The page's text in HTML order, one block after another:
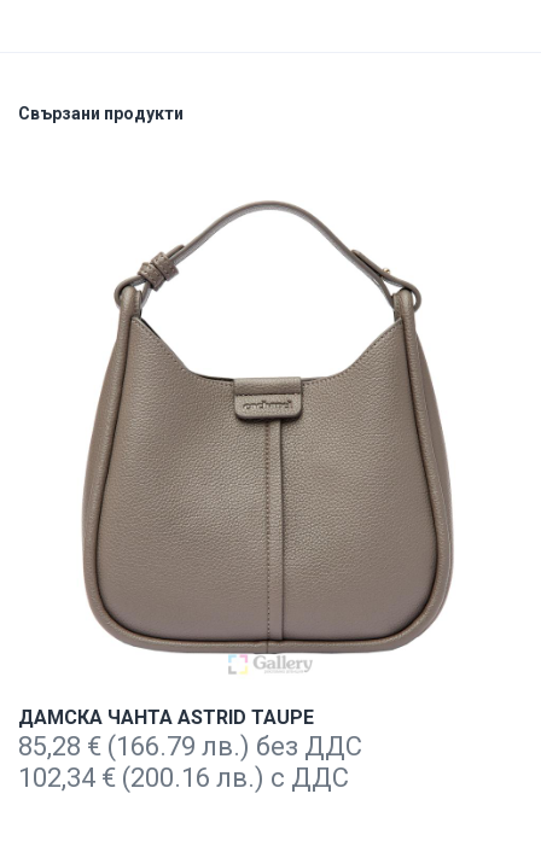
Свързани продукти
ДАМСКА ЧАНТА ASTRID TAUPE
85,28 € (166.79 лв.) без ДДС
102,34 € (200.16 лв.) с ДДС